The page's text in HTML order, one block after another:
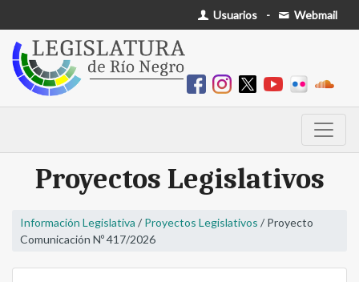
Usuarios - Webmail
Proyectos Legislativos
Información Legislativa / Proyectos Legislativos / Proyecto
Comunicación Nº 417/2026